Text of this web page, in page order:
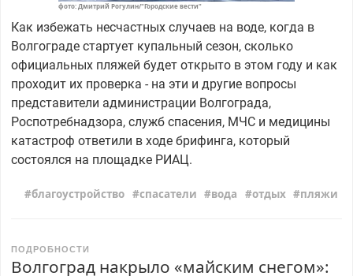
фото: Дмитрий Рогулин/"Городские вести"
Как избежать несчастных случаев на воде, когда в
Волгограде стартует купальный сезон, сколько
официальных пляжей будет открыто в этом году и как
проходит их проверка - на эти и другие вопросы
представители администрации Волгограда,
Роспотребнадзора, служб спасения, МЧС и медицины
катастроф ответили в ходе брифинга, который
состоялся на площадке РИАЦ.
благоустройство спасатели вода отдых пляжи
ПОДРОБНОСТИ
Волгоград накрыло «майским снегом»: